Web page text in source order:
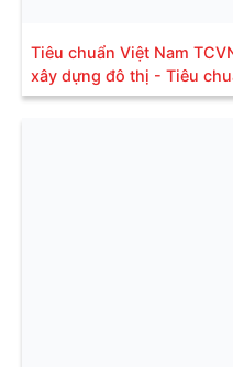
Tiêu chuẩn Việt Nam
xây dựng đô thị - Tiêu